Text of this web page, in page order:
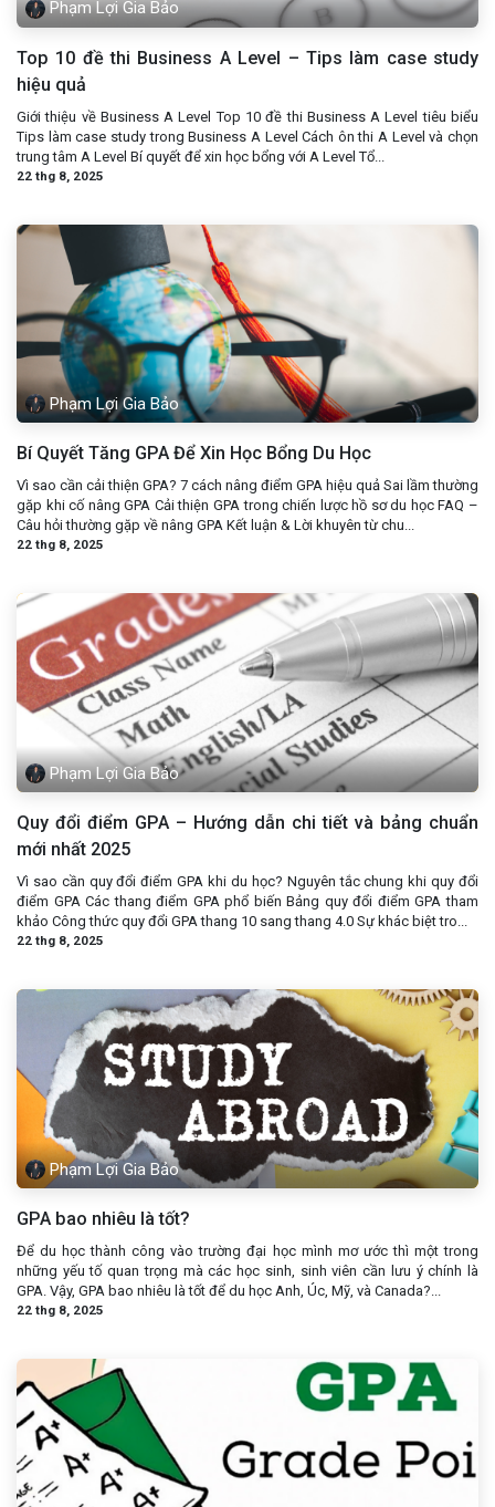
Phạm Lợi Gia Bảo
Top 10 đề thi Business A Level – Tips làm case study
hiệu quả
Giới thiệu về Business A Level Top 10 đề thi Business A Level tiêu biểu
Tips làm case study trong Business A Level Cách ôn thi A Level và chọn
trung tâm A Level Bí quyết để xin học bổng với A Level Tổ...
22 thg 8, 2025
Phạm Lợi Gia Bảo
Bí Quyết Tăng GPA Để Xin Học Bổng Du Học
Vì sao cần cải thiện GPA? 7 cách nâng điểm GPA hiệu quả Sai lầm thường
gặp khi cố nâng GPA Cải thiện GPA trong chiến lược hồ sơ du học FAQ –
Câu hỏi thường gặp về nâng GPA Kết luận & Lời khuyên từ chu...
22 thg 8, 2025
Phạm Lợi Gia Bảo
Quy đổi điểm GPA – Hướng dẫn chi tiết và bảng chuẩn
mới nhất 2025
Vì sao cần quy đổi điểm GPA khi du học? Nguyên tắc chung khi quy đổi
điểm GPA Các thang điểm GPA phổ biến Bảng quy đổi điểm GPA tham
khảo Công thức quy đổi GPA thang 10 sang thang 4.0 Sự khác biệt tro...
22 thg 8, 2025
Phạm Lợi Gia Bảo
GPA bao nhiêu là tốt?
Để du học thành công vào trường đại học mình mơ ước thì một trong
những yếu tố quan trọng mà các học sinh, sinh viên cần lưu ý chính là
GPA. Vậy, GPA bao nhiêu là tốt để du học Anh, Úc, Mỹ, và Canada?...
22 thg 8, 2025